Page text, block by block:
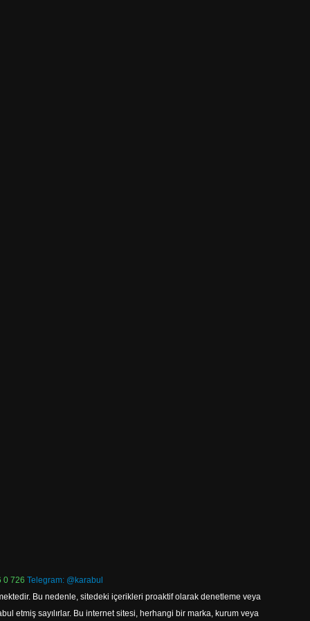
0 726 Telegram: @karabul
Bu nedenle, sitedeki içerikleri proaktif olarak denetleme veya
etmiş sayılırlar. Bu internet sitesi, herhangi bir marka, kurum veya